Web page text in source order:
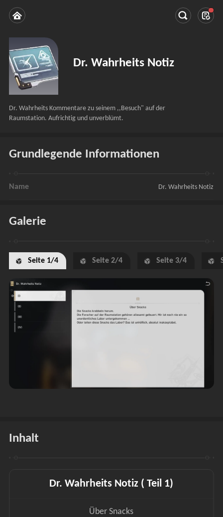
Dr. Wahrheits Notiz
Dr. Wahrheits Kommentare zu seinem ,,Besuch" auf der
Raumstation. Aufrichtig und unverblümt.
Grundlegende Informationen
Name Dr. Wahrheits Notiz
Galerie
Seite 1/4 Seite 2/4 Seite 3/4
Inhalt
Dr. Wahrheits Notiz ( Teil 1)
Über Snacks